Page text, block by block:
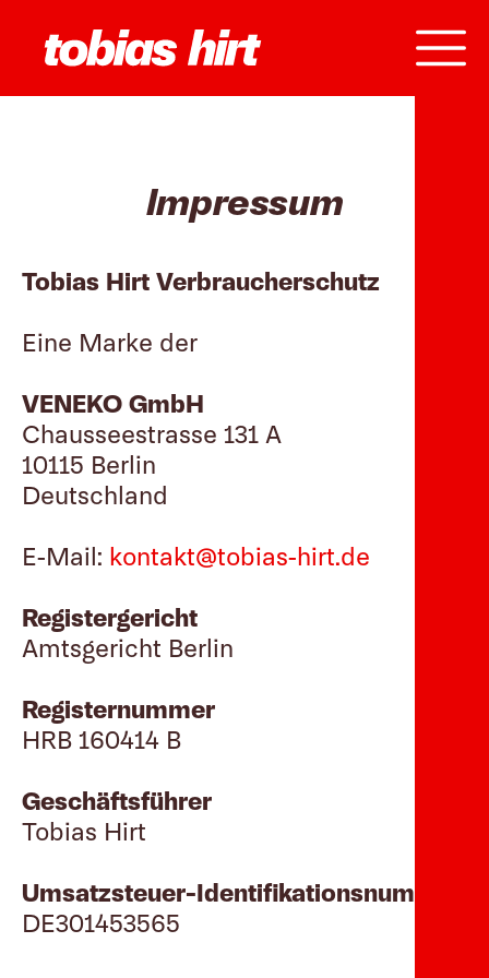
Impressum
Tobias Hirt Verbraucherschutz
Eine Marke der
VENEKO GmbH
Chausseestrasse 131 A
10115 Berlin
Deutschland
E-Mail: kontakt@tobias-hirt.de
Registergericht
Amtsgericht Berlin
Registernummer
HRB 160414 B
Geschäftsführer
Tobias Hirt
Umsatzsteuer-Identifikationsnummer
DE301453565